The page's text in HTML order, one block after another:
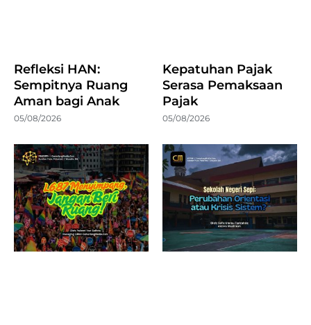
Refleksi HAN:
Sempitnya Ruang
Aman bagi Anak
05/08/2026
Kepatuhan Pajak
Serasa Pemaksaan
Pajak
05/08/2026